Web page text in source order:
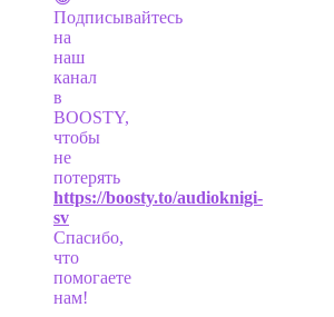
Подписывайтесь
на
наш
канал
в
BOOSTY,
чтобы
не
потерять
https://boosty.to/audioknigi-
sv
Спасибо,
что
помогаете
нам!